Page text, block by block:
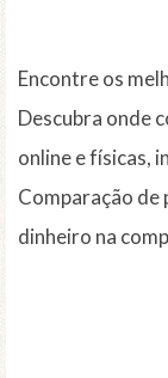
Encontre os
Descubra onde
online e físicas,
Comparação de
dinheiro na